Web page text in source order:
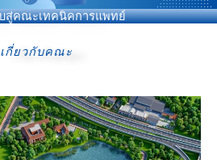
สู่คณะเทคนิคการแพทย์
เกี่ยวกับคณะ